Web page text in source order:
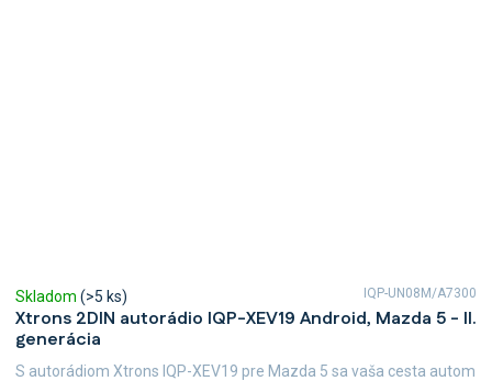
Xtrons 2DIN autorádio IQP-XEV19 Android, Mazda 5 - II.
generácia
Skladom (>5 ks)
S autorádiom Xtrons IQP-XEV19 pre Mazda 5 sa vaša cesta autom
IQP-UN08M/A7300